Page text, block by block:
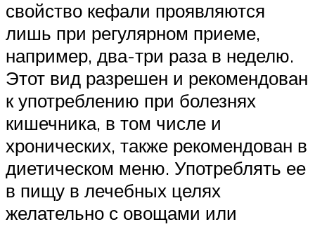
свойство кефали проявляются
лишь при регулярном приеме,
например, два-три раза в неделю.
Этот вид разрешен и рекомендован
к употреблению при болезнях
кишечника, в том числе и
хронических, также рекомендован в
диетическом меню. Употреблять ее
в пищу в лечебных целях
желательно с овощами или